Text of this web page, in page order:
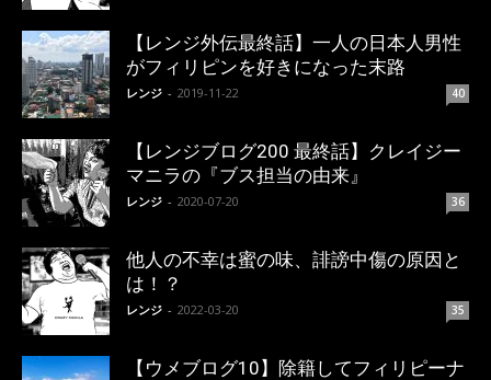
【レンジ外伝最終話】一人の日本人男性
がフィリピンを好きになった末路
レンジ - 2019-11-22 40
【レンジブログ200 最終話】クレイジー
マニラの『ブス担当の由来』
レンジ - 2020-07-20 36
他人の不幸は蜜の味、誹謗中傷の原因と
は！？
レンジ - 2022-03-20 35
【ウメブログ10】除籍してフィリピーナ